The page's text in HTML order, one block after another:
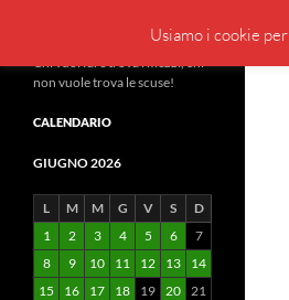
Vai
contenuto
Chi vuol fare trova i mezzi, chi
non vuole trova le scuse!
CALENDARIO
GIUGNO 2026
L M M G V S
D
1
2 3 4 5 6
7
8
9 10 11 12 13
14
15
16 17 18 19 20 21
Usiamo i cookie